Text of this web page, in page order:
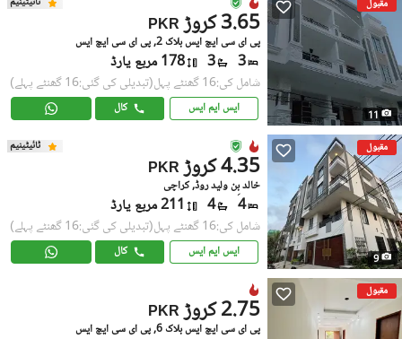
مقبول
11
PKR 3.65 کروڑ
پی ای سی ایچ ایس بلاک 2, پی ای سی ایچ ایس
3
3 178 مربع یارڈ
شامل کی:16 گھنٹے پہل (تبدیلی کی گئی:16 گھنٹے پہلے)
ایس ایم ایس کال
مقبول
9
ٹائیٹینیم
PKR 4.35 کروڑ
خالد بِن ولید روڈ, کراچی
4
4 211 مربع یارڈ
شامل کی:16 گھنٹے پہل (تبدیلی کی گئی:16 گھنٹے پہلے)
ایس ایم ایس کال
مقبول
PKR 2.75 کروڑ
پی ای سی ایچ ایس بلاک 6, پی ای سی ایچ ایس